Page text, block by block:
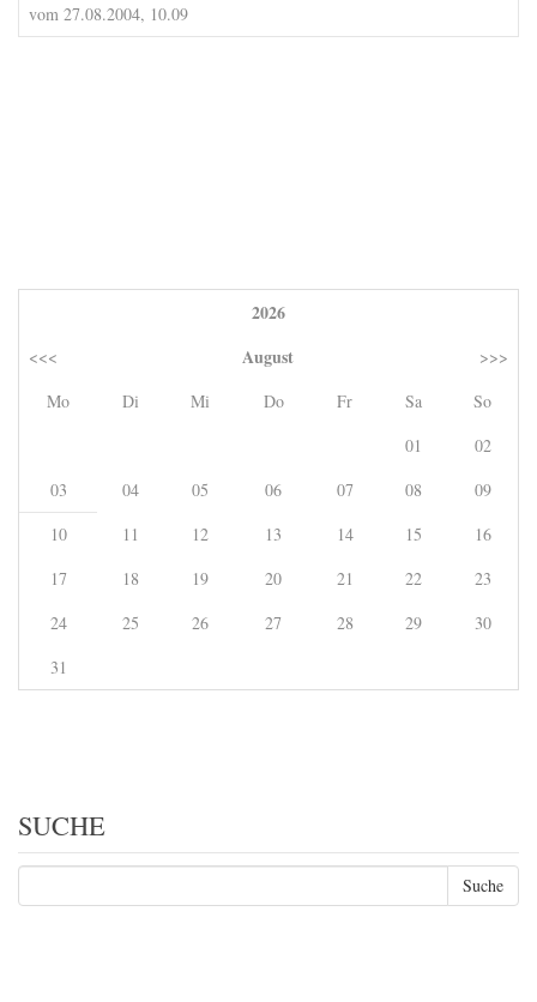
vom 27.08.2004, 10.09
2026
<<< August
>>>
Mo
Di Mi Do Fr Sa
So
01
02
03
04 05 06 07 08
09
10
11 12 13 14 15
16
17
18 19 20 21 22
23
24
25 26 27 28 29
30
31
SUCHE